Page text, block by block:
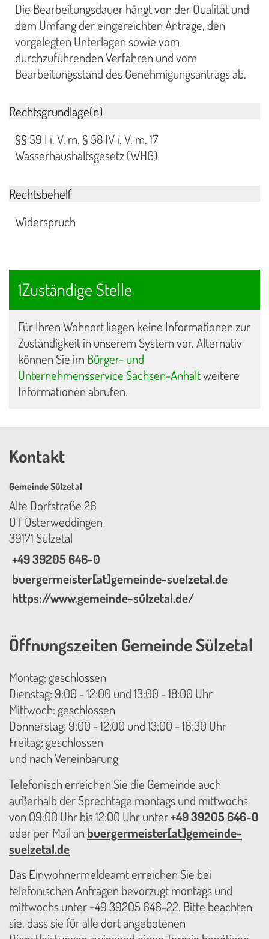
Die Bearbeitungsdauer hängt von der Qualität und
dem Umfang der eingereichten Anträge, den
vorgelegten Unterlagen sowie vom
durchzuführenden Verfahren und vom
Bearbeitungsstand des Genehmigungsantrags ab.
Rechtsgrundlage(n)
§§ 59 I i. V. m. § 58 IV i. V. m. 17
Wasserhaushaltsgesetz (WHG)
Rechtsbehelf
Widerspruch
1Zuständige Stelle
Für Ihren Wohnort liegen keine Informationen zur
Zuständigkeit in unserem System vor. Alternativ
können Sie im Bürger- und
Unternehmensservice Sachsen-Anhaltweitere
Informationen abrufen.
Kontakt
Gemeinde Sülzetal
Alte Dorfstraße 26
OT Osterweddingen
39171 Sülzetal
+49 39205 646-0
buergermeister[at]gemeinde-suelzetal.de
https://www.gemeinde-sülzetal.de/
Öffnungszeiten Gemeinde Sülzetal
Montag: geschlossen
Dienstag: 9:00 - 12:00 und 13:00 - 18:00 Uhr
Mittwoch: geschlossen
Donnerstag: 9:00 - 12:00 und 13:00 - 16:30 Uhr
Freitag: geschlossen
und nach Vereinbarung
Telefonisch erreichen Sie die Gemeinde auch
außerhalb der Sprechtage montags und mittwochs
von 09:00 Uhr bis 12:00 Uhr unter+49 39205 646-0
oder per Mail an buergermeister[at]gemeinde-
suelzetal.de
Das Einwohnermeldeamt erreichen Sie bei
telefonischen Anfragen bevorzugt montags und
mittwochs unter +49 39205 646-22. Bitte beachten
sie, dass sie für alle dort angebotenen